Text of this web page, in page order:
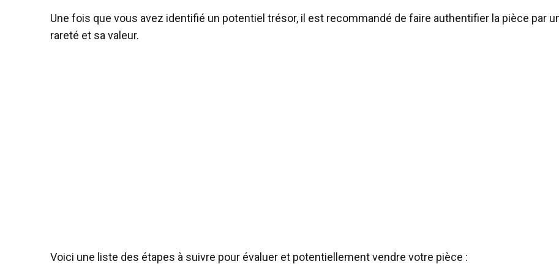
Une fois que vous avez identifié un potentiel trésor, il est recommandé de faire authentifier la pièce par
rareté et sa valeur.
Voici une liste des étapes à suivre pour évaluer et potentiellement vendre votre pièce :